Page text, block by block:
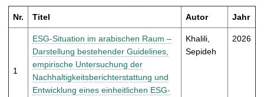
u
f
Nr. Titel Autor Jahr
1
ESG-Situation im arabischen Raum –
Darstellung bestehender Guidelines,
empirische Untersuchung der
Nachhaltigkeitsberichterstattung und
Entwicklung eines einheitlichen ESG-
Khalili,
Sepideh
2026